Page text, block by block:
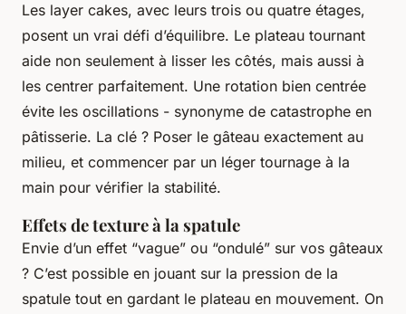
Les layer cakes, avec leurs trois ou quatre étages,
posent un vrai défi d’équilibre. Le plateau tournant
aide non seulement à lisser les côtés, mais aussi à
les centrer parfaitement. Une rotation bien centrée
évite les oscillations - synonyme de catastrophe en
pâtisserie. La clé ? Poser le gâteau exactement au
milieu, et commencer par un léger tournage à la
main pour vérifier la stabilité.
Effets de texture à la spatule
Envie d’un effet “vague” ou “ondulé” sur vos gâteaux
? C’est possible en jouant sur la pression de la
spatule tout en gardant le plateau en mouvement. On